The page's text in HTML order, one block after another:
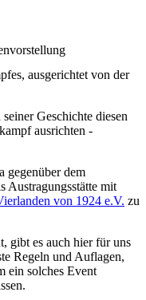
ausgerichtet von der
Geschichte diesen
ausrichten -
gegenüber dem
Austragungsstätte mit
von 1924 e.V. zu
gibt es auch hier für uns
Regeln und Auflagen,
ein solches Event